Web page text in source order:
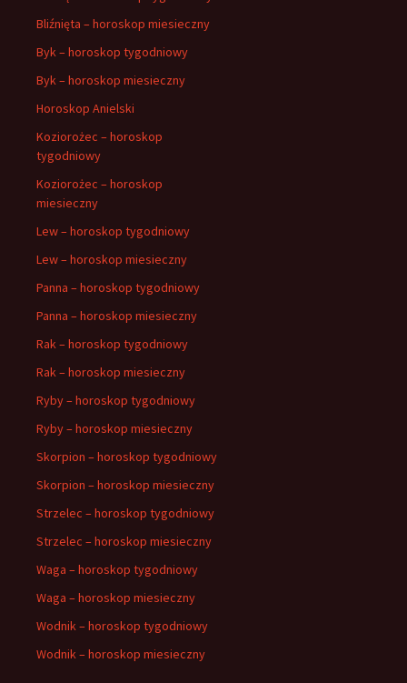
Bliźnięta – horoskop miesieczny
Byk – horoskop tygodniowy
Byk – horoskop miesieczny
Horoskop Anielski
Koziorożec – horoskop
tygodniowy
Koziorożec – horoskop
miesieczny
Lew – horoskop tygodniowy
Lew – horoskop miesieczny
Panna – horoskop tygodniowy
Panna – horoskop miesieczny
Rak – horoskop tygodniowy
Rak – horoskop miesieczny
Ryby – horoskop tygodniowy
Ryby – horoskop miesieczny
Skorpion – horoskop tygodniowy
Skorpion – horoskop miesieczny
Strzelec – horoskop tygodniowy
Strzelec – horoskop miesieczny
Waga – horoskop tygodniowy
Waga – horoskop miesieczny
Wodnik – horoskop tygodniowy
Wodnik – horoskop miesieczny